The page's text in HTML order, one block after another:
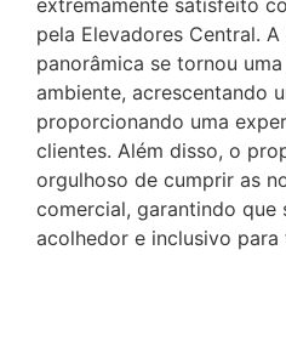
extremamente satisfeito
pela Elevadores Central.
panorâmica se tornou
ambiente, acrescentando
proporcionando uma
clientes. Além disso, o
orgulhoso de cumprir as
comercial, garantindo que
acolhedor e inclusivo para